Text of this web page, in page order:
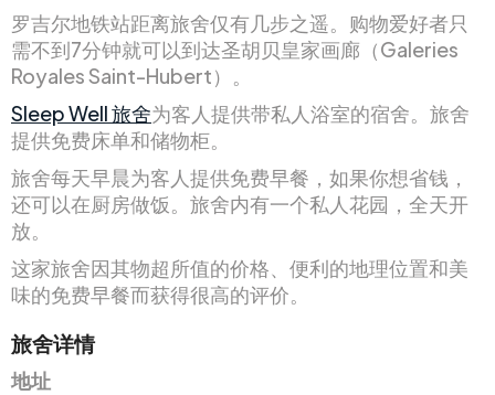
罗吉尔地铁站距离旅舍仅有几步之遥。购物爱好者只
需不到7分钟就可以到达圣胡贝皇家画廊（Galeries
Royales Saint-Hubert）。
Sleep Well 旅舍为客人提供带私人浴室的宿舍。旅舍
提供免费床单和储物柜。
旅舍每天早晨为客人提供免费早餐，如果你想省钱，
还可以在厨房做饭。旅舍内有一个私人花园，全天开
放。
这家旅舍因其物超所值的价格、便利的地理位置和美
味的免费早餐而获得很高的评价。
旅舍详情
地址